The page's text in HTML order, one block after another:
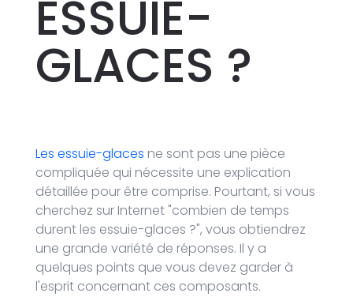
ESSUIE-
GLACES ?
Les essuie-glaces ne sont pas une pièce
compliquée qui nécessite une explication
détaillée pour être comprise. Pourtant, si vous
cherchez sur Internet "combien de temps
durent les essuie-glaces ?", vous obtiendrez
une grande variété de réponses. Il y a
quelques points que vous devez garder à
l'esprit concernant ces composants.